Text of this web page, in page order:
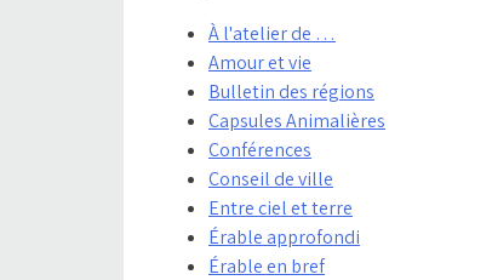
À l'atelier de …
Amour et vie
Bulletin des régions
Capsules Animalières
Conférences
Conseil de ville
Entre ciel et terre
Érable approfondi
Érable en bref